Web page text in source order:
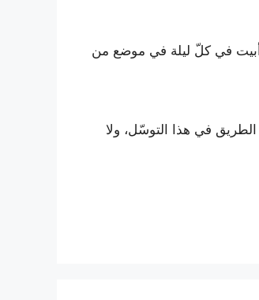
في كلّ ليلة في موضع من
الطريق في هذا التوسّل، ولا